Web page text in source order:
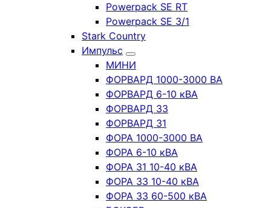
Powerpack SE RT
Powerpack SE 3/1
Stark Country
Импульс
МИНИ
ФОРВАРД 1000-3000 ВА
ФОРВАРД 6-10 кВА
ФОРВАРД 33
ФОРВАРД 31
ФОРА 1000-3000 ВА
ФОРА 6-10 кВА
ФОРА 31 10-40 кВА
ФОРА 33 10-40 кВА
ФОРА 33 60-500 кВА